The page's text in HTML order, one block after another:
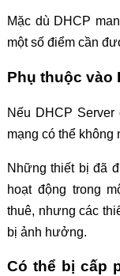
Mặc dù DHCP
một số điểm cần
Phụ thuộc vào
Nếu DHCP
mạng có thể không
Những thiết bị đã
hoạt động trong
thuê, nhưng các
bị ảnh hưởng.
Có thể bị cấp